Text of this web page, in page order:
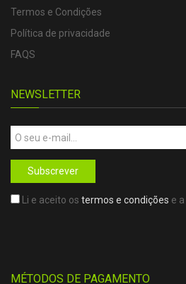
Termos e Condições
Política de privacidade
FAQS
NEWSLETTER
Subscrever
Li e aceito os termos e condições e a
MÉTODOS DE PAGAMENTO